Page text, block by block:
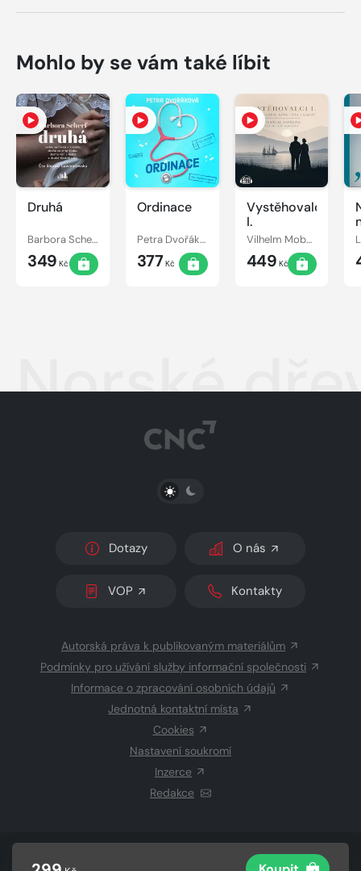
Mohlo by se vám také líbit
Druhá
Barbora Scherf
349 Kč
Ordinace
Petra Dvořáková
377Kč
Vystěhovalci
I.
Vilhelm Moberg
449 Kč
Norské
PŘEPNOUT SVĚTLÝ/TMAVÝ REŽIM
Dotazy O nás
VOP Kontakty
Autorská práva k publikovaným materiálům
Podmínky pro užívání služby informační společnosti
Informace o zpracování osobních údajů
Jednotná kontaktní místa
Cookies
Nastavení soukromí
Inzerce
Redakce
CZECH NEWS CENTER a.s.a dodavatelé